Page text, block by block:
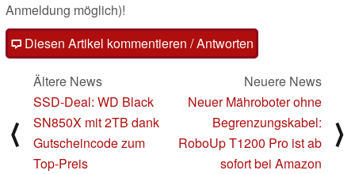
Anmeldung möglich)!
Diesen Artikel kommentieren / Antworten
⟨
Ältere News
SSD-Deal: WD Black
SN850X mit 2TB dank
Gutscheincode zum
Top-Preis
Neuere News
Neuer Mähroboter ohne
Begrenzungskabel:
RoboUp T1200 Pro ist ab
sofort bei Amazon
⟩